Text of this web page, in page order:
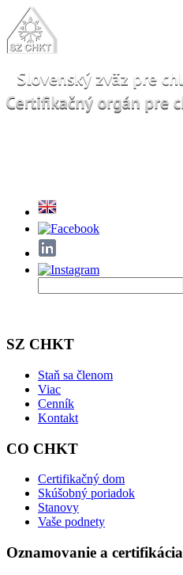
SZ CHKT
Staň sa členom
Viac
Cenník
Kontakt
CO CHKT
Certifikačný dom
Skúšobný poriadok
Stanovy
Vaše podnety
Oznamovanie a certifikácia